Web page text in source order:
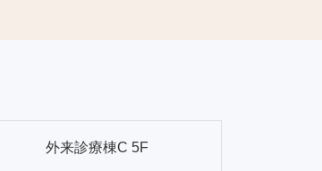
外来診療棟C 5F